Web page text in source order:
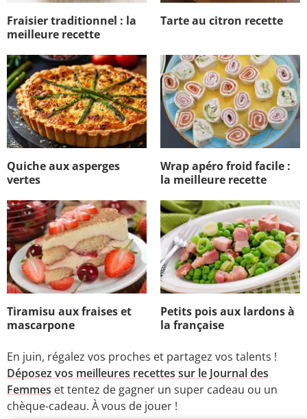
Fraisier traditionnel : la
meilleure recette
Tarte au citron recette
Quiche aux asperges
vertes
Wrap apéro froid facile :
la meilleure recette
Tiramisu aux fraises et
mascarpone
Petits pois aux lardons à
la française
En juin, régalez vos proches et partagez vos talents !
Déposez vos meilleures recettes sur le Journal des
Femmes et tentez de gagner un super cadeau ou un
chèque-cadeau. À vous de jouer !